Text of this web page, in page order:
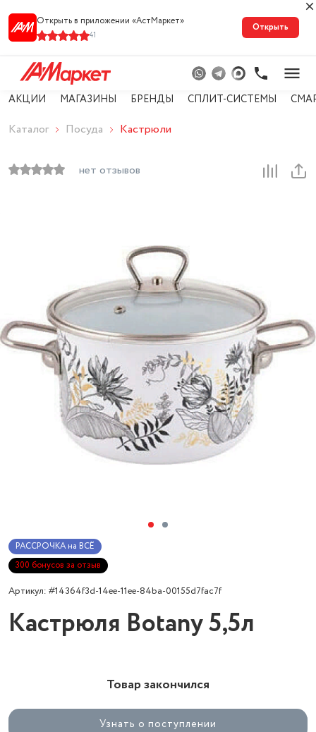
Открыть в приложении «АстМарке‪т‬»
41
Открыть
АКЦИИ МАГАЗИНЫ БРЕНДЫ СПЛИТ-СИСТЕМЫ
Каталог Посуда Кастрюли
нет отзывов
РАССРОЧКА на ВСЁ
300 бонусов за отзыв
Артикул: #14364f3d-14ee-11ee-84ba-00155d7fac7f
Кастрюля Botany 5,5л
Товар закончился
Узнать о поступлении